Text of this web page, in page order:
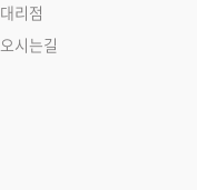
대리점
오시는길